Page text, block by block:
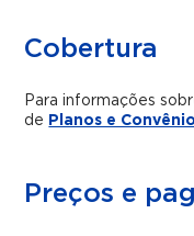
Cobertura
Para informações
de Planos e
Preços e